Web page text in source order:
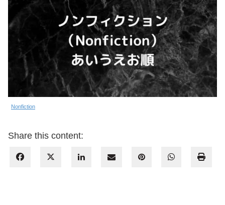
Nonfiction
Share this content: